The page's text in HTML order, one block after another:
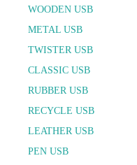
WOODEN USB
METAL USB
TWISTER USB
CLASSIC USB
RUBBER USB
RECYCLE USB
LEATHER USB
PEN USB